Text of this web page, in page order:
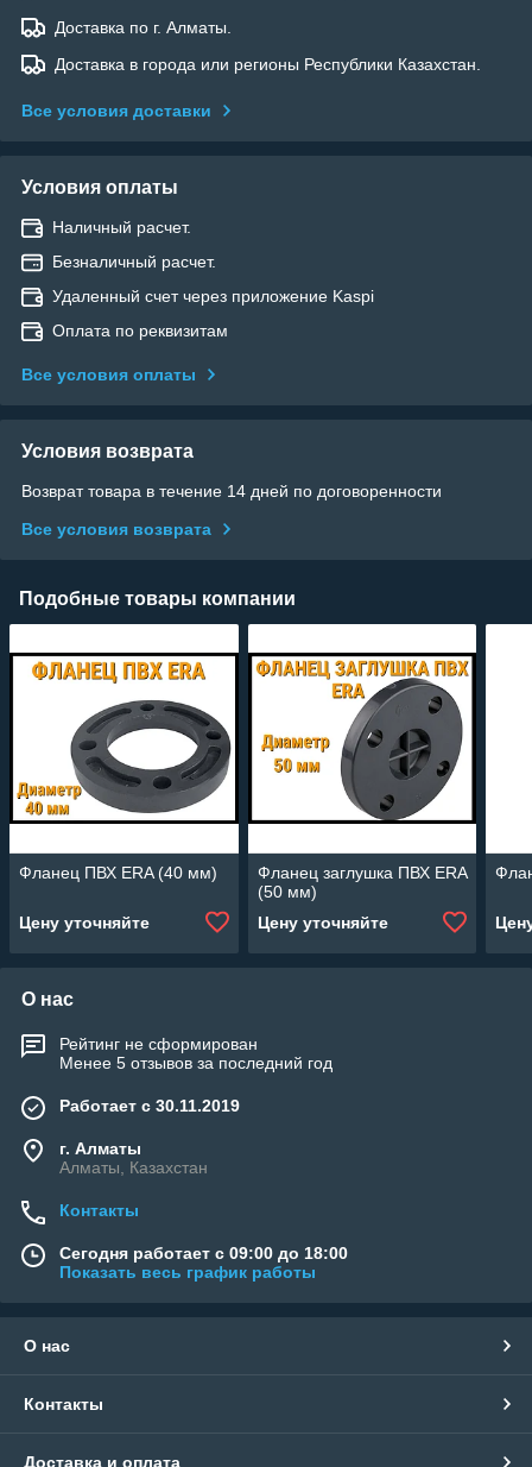
Доставка по г. Алматы.
Доставка в города или регионы Республики Казахстан.
Все условия доставки
Условия оплаты
Наличный расчет.
Безналичный расчет.
Удаленный счет через приложение Kaspi
Оплата по реквизитам
Все условия оплаты
Условия возврата
Возврат товара в течение 14 дней по договоренности
Все условия возврата
Подобные товары компании
Фланец ПВХ ERA (40 мм)
Цену уточняйте
Фланец заглушка ПВХ ERA
(50 мм)
Цену уточняйте
О нас
Рейтинг не сформирован
Менее 5 отзывов за последний год
Работает с 30.11.2019
г. Алматы
Алматы, Казахстан
Контакты
Сегодня работает с 09:00 до 18:00
Показать весь график работы
О нас
Контакты
Доставка и оплата